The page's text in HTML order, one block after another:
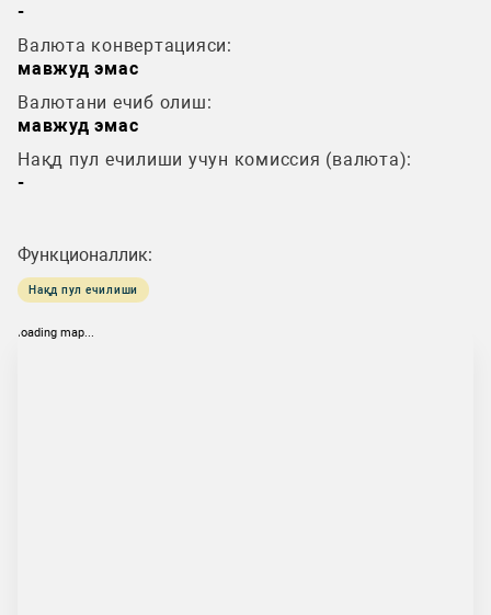
-
Валюта конвертацияси:
мавжуд эмас
Валютани ечиб олиш:
мавжуд эмас
Нақд пул ечилиши учун комиссия (валюта):
-
Функционаллик:
Нақд пул ечилиши
loading map...